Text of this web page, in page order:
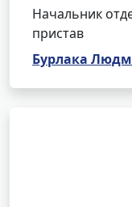
Начальник
пристав
Бурлака